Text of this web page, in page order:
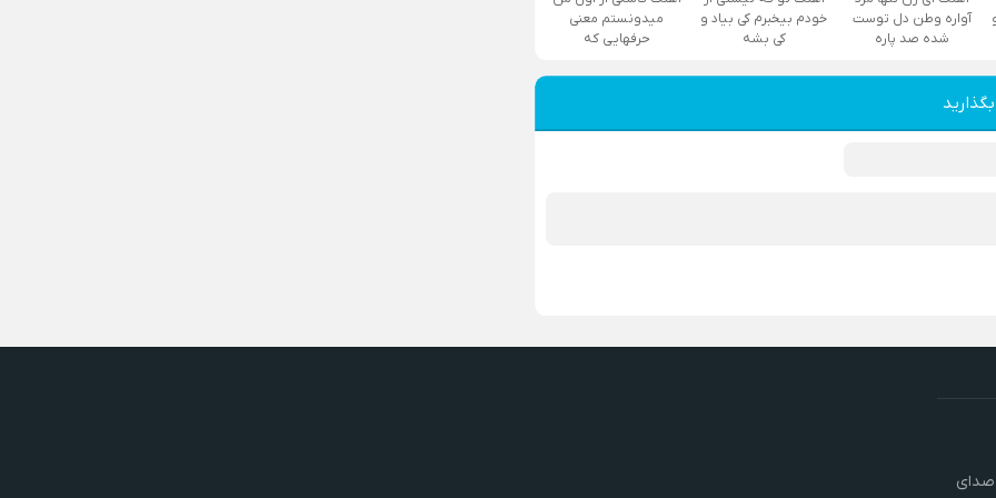
آواره وطن دل توست
شده صد پاره
خودم بیخبرم کی بیاد و
کی بشه
میدونستم معنی
حرفهایی که
صدای